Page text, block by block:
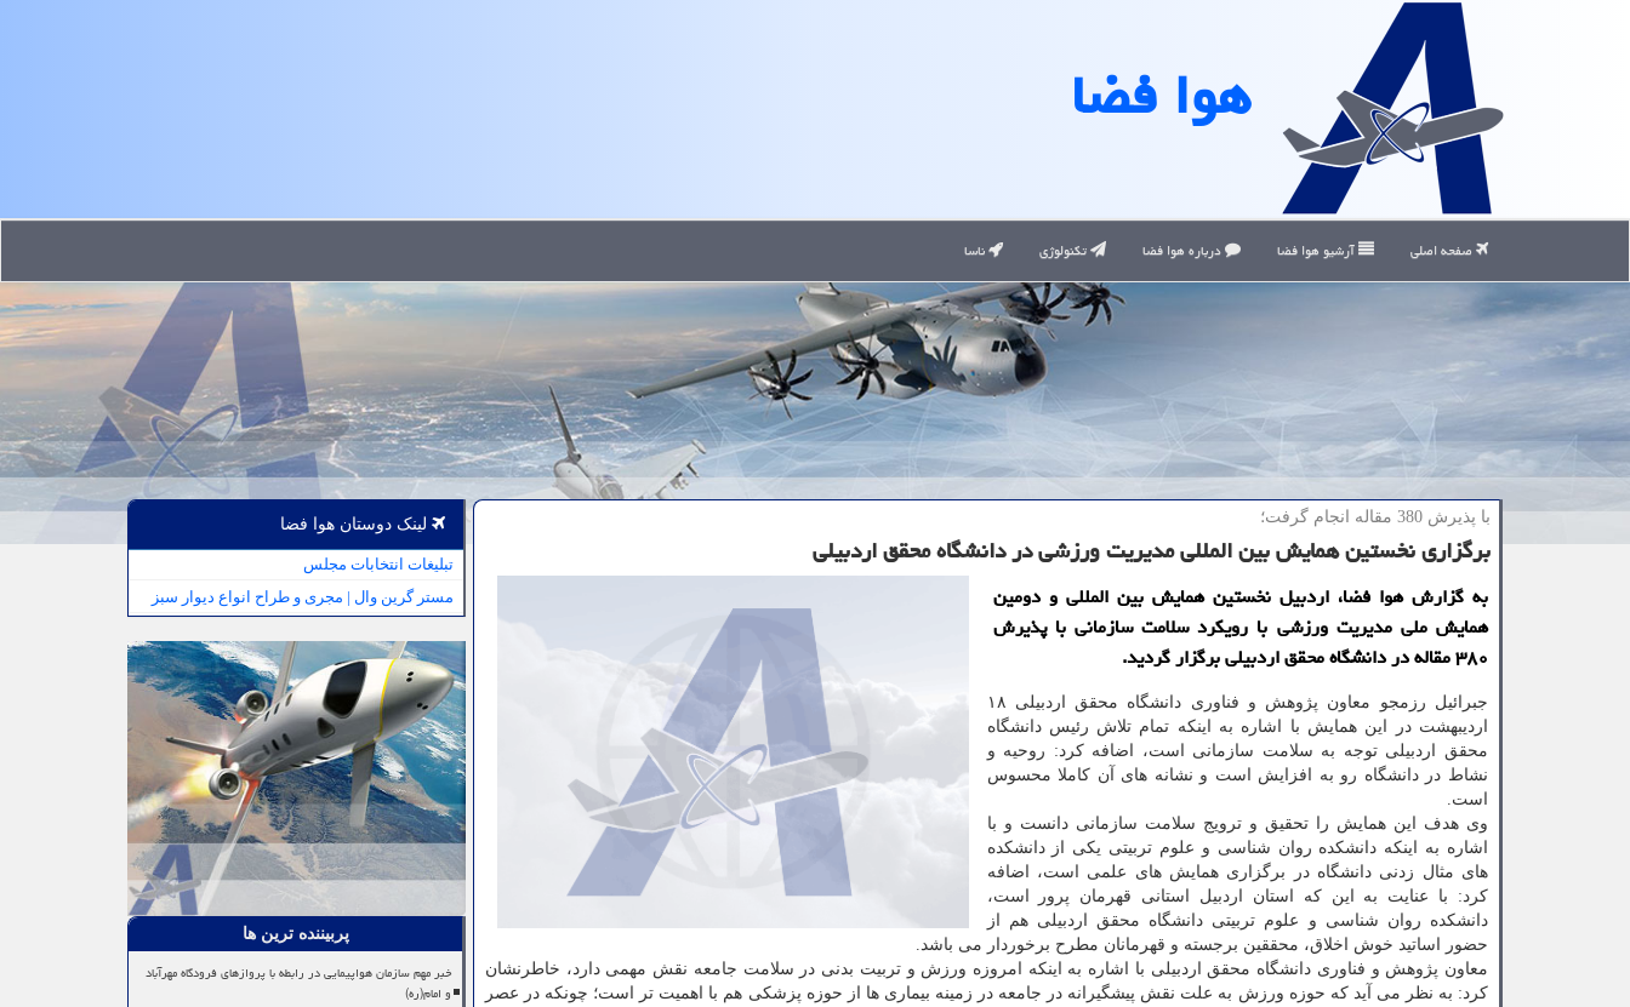
هوا فضا
صفحه اصلی آرشیو هوا فضا درباره هوا فضا تکنولوژی ناسا
با پذیرش 380 مقاله انجام گرفت؛
برگزاری نخستین همایش بین المللی مدیریت ورزشی در دانشگاه محقق اردبیلی
به گزارش هوا فضا، اردبیل نخستین همایش بین المللی و دومین
همایش ملی مدیریت ورزشی با رویکرد سلامت سازمانی با پذیرش
۳۸۰ مقاله در دانشگاه محقق اردبیلی برگزار گردید.
جبرائیل رزمجو معاون پژوهش و فناوری دانشگاه محقق اردبیلی ۱۸
اردیبهشت در این همایش با اشاره به اینکه تمام تلاش رئیس دانشگاه
محقق اردبیلی توجه به سلامت سازمانی است، اضافه کرد: روحیه و
نشاط در دانشگاه رو به افزایش است و نشانه های آن کاملا محسوس
است.
وی هدف این همایش را تحقیق و ترویج سلامت سازمانی دانست و با
اشاره به اینکه دانشکده روان شناسی و علوم تربیتی یکی از دانشکده
های مثال زدنی دانشگاه در برگزاری همایش های علمی است، اضافه
کرد: با عنایت به این که استان اردبیل استانی قهرمان پرور است،
دانشکده روان شناسی و علوم تربیتی دانشگاه محقق اردبیلی هم از
حضور اساتید خوش اخلاق، محققین برجسته و قهرمانان مطرح برخوردار می باشد.
معاون پژوهش و فناوری دانشگاه محقق اردبیلی با اشاره به اینکه امروزه ورزش و تربیت بدنی در سلامت جامعه نقش مهمی دارد، خاطرنشان
کرد: به نظر می آید که حوزه ورزش به علت نقش پیشگیرانه در جامعه در زمینه بیماری ها از حوزه پزشکی هم با اهمیت تر است؛ چونکه در عصر
لینک دوستان هوا فضا
تبلیغات انتخابات مجلس
مستر گرین وال | مجری و طراح انواع دیوار سبز
پربیننده ترین ها
خبر مهم سازمان هواپیمایی در رابطه با پروازهای فرودگاه مهرآباد
و امام(ره)